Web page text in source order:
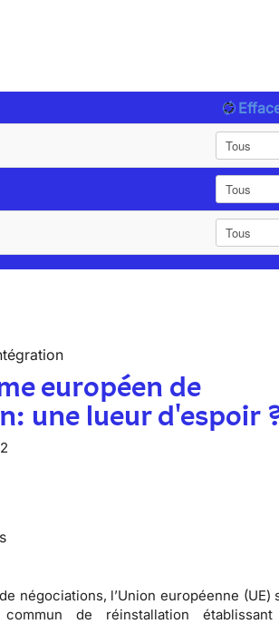
européen de
une lueur d'espoir
négociations, l’Union européenne (UE)
commun de réinstallation